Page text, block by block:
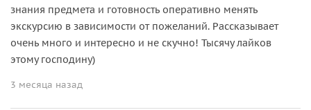
знания предмета и готовность оперативно менять
экскурсию в зависимости от пожеланий. Рассказывает
очень много и интересно и не скучно! Тысячу лайков
этому господину)
3 месяца назад